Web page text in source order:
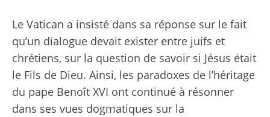
Le Vatican a insisté dans sa réponse sur le fait
qu’un dialogue devait exister entre juifs et
chrétiens, sur la question de savoir si Jésus était
le Fils de Dieu. Ainsi, les paradoxes de l’héritage
du pape Benoît XVI ont continué à résonner
dans ses vues dogmatiques sur la